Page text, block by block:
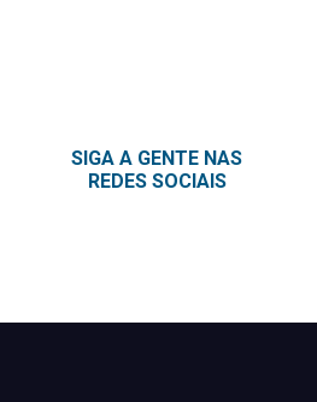
SIGA A GENTE NAS
REDES SOCIAIS